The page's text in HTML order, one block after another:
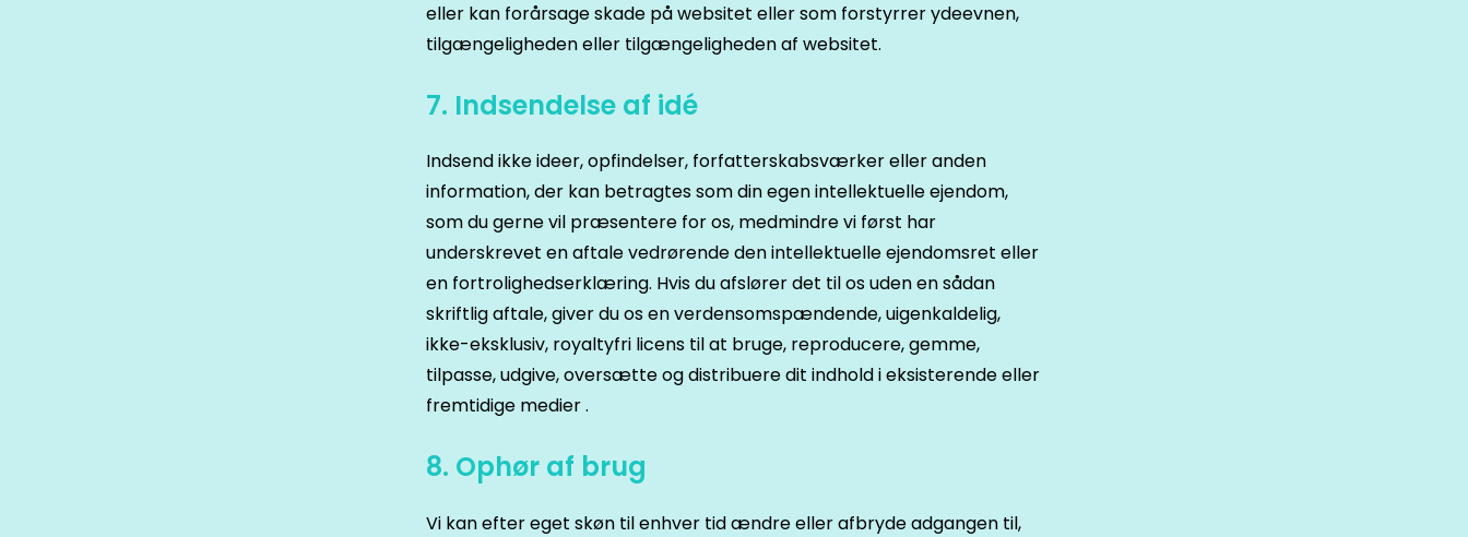
eller kan forårsage skade på websitet eller som forstyrrer ydeevnen,
tilgængeligheden eller tilgængeligheden af websitet.
7. Indsendelse af idé
Indsend ikke ideer, opfindelser, forfatterskabsværker eller anden
information, der kan betragtes som din egen intellektuelle ejendom,
som du gerne vil præsentere for os, medmindre vi først har
underskrevet en aftale vedrørende den intellektuelle ejendomsret eller
en fortrolighedserklæring. Hvis du afslører det til os uden en sådan
skriftlig aftale, giver du os en verdensomspændende, uigenkaldelig,
ikke-eksklusiv, royaltyfri licens til at bruge, reproducere, gemme,
tilpasse, udgive, oversætte og distribuere dit indhold i eksisterende eller
fremtidige medier .
8. Ophør af brug
Vi kan efter eget skøn til enhver tid ændre eller afbryde adgangen til,